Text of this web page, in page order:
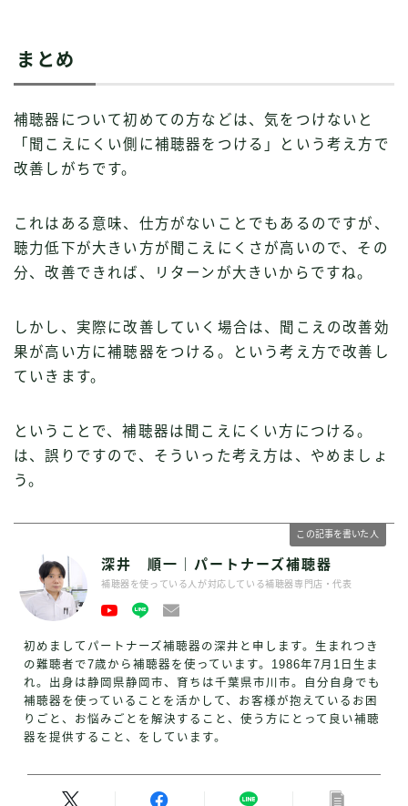
まとめ
補聴器について初めての方などは、気をつけないと
「聞こえにくい側に補聴器をつける」という考え方で
改善しがちです。
これはある意味、仕方がないことでもあるのですが、
聴力低下が大きい方が聞こえにくさが高いので、その
分、改善できれば、リターンが大きいからですね。
しかし、実際に改善していく場合は、聞こえの改善効
果が高い方に補聴器をつける。という考え方で改善し
ていきます。
ということで、補聴器は聞こえにくい方につける。
は、誤りですので、そういった考え方は、やめましょ
う。
この記事を書いた人
深井 順一｜パートナーズ補聴器
補聴器を使っている人が対応している補聴器専門店・代表
初めましてパートナーズ補聴器の深井と申します。生まれつき
の難聴者で7歳から補聴器を使っています。1986年7月1日生ま
れ。出身は静岡県静岡市、育ちは千葉県市川市。自分自身でも
補聴器を使っていることを活かして、お客様が抱えているお困
りごと、お悩みごとを解決すること、使う方にとって良い補聴
器を提供すること、をしています。